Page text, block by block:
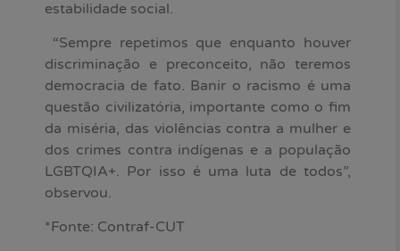
estabilidade social.
“Sempre repetimos que enquanto houver
discriminação e preconceito, não teremos
democracia de fato. Banir o racismo é uma
questão civilizatória, importante como o fim
da miséria, das violências contra a mulher e
dos crimes contra indígenas e a população
LGBTQIA+. Por isso é uma luta de todos”,
observou.
*Fonte: Contraf-CUT